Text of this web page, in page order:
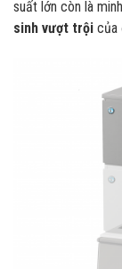
suất lớn còn là
sinh vượt trội của